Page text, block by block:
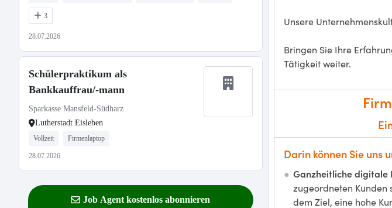
3
28.07.2026
Schülerpraktikum als
Bankkauffrau/-mann
Sparkasse Mansfeld-Südharz
Lutherstadt Eisleben
Vollzeit Firmenlaptop
28.07.2026
Job Agent kostenlos abonnieren